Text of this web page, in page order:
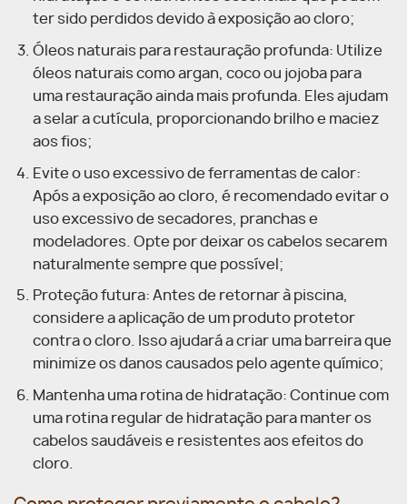
ter sido perdidos devido à exposição ao cloro;
Óleos naturais para restauração profunda: Utilize
óleos naturais como argan, coco ou jojoba para
uma restauração ainda mais profunda. Eles ajudam
a selar a cutícula, proporcionando brilho e maciez
aos fios;
Evite o uso excessivo de ferramentas de calor:
Após a exposição ao cloro, é recomendado evitar o
uso excessivo de secadores, pranchas e
modeladores. Opte por deixar os cabelos secarem
naturalmente sempre que possível;
Proteção futura: Antes de retornar à piscina,
considere a aplicação de um produto protetor
contra o cloro. Isso ajudará a criar uma barreira que
minimize os danos causados pelo agente químico;
Mantenha uma rotina de hidratação: Continue com
uma rotina regular de hidratação para manter os
cabelos saudáveis e resistentes aos efeitos do
cloro.